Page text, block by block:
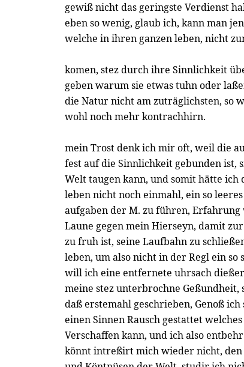
gewiß nicht das geringste Verdienst
eben so wenig, glaub ich, kann man
welche in ihren ganzen leben, nicht
komen, stez durch ihre Sinnlichkeit
geben warum sie etwas tuhn oder
die Natur nicht am zuträglichsten, so
wohl noch mehr kontrachhirn.
mein Trost denk ich mir oft, weil die
fest auf die Sinnlichkeit gebunden ist,
Welt taugen kann, und somit hätte ich
leben nicht noch einmahl, ein so
aufgaben der M. zu führen,
Laune gegen mein Hierseyn, damit
zu fruh ist, seine Laufbahn zu
leben, um also nicht in der Regl ein so
will ich eine entfernete uhrsach
meine stez unterbrochne Geßundheit,
daß erstemahl geschrieben, Genoß
einen Sinnen Rausch gestattet
Verschaffen kann, und ich also
könnt intreßirt mich wieder nicht,